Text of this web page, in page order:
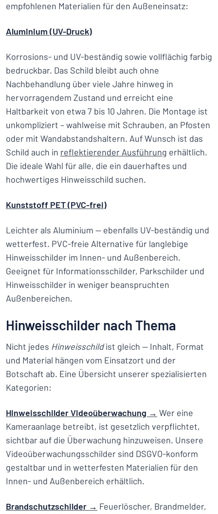
empfohlenen Materialien für den Außeneinsatz:
Aluminium (UV-Druck)
Korrosions- und UV-beständig sowie vollflächig farbig
bedruckbar. Das Schild bleibt auch ohne
Nachbehandlung über viele Jahre hinweg in
hervorragendem Zustand und erreicht eine
Haltbarkeit von etwa 7 bis 10 Jahren. Die Montage ist
unkompliziert – wahlweise mit Schrauben, an Pfosten
oder mit Wandabstandshaltern. Auf Wunsch ist das
Schild auch in reflektierender Ausführung erhältlich.
Die ideale Wahl für alle, die ein dauerhaftes und
hochwertiges Hinweisschild suchen.
Kunststoff PET (PVC-frei)
Leichter als Aluminium — ebenfalls UV-beständig und
wetterfest. PVC-freie Alternative für langlebige
Hinweisschilder im Innen- und Außenbereich.
Geeignet für Informationsschilder, Parkschilder und
Hinweisschilder in weniger beanspruchten
Außenbereichen.
Hinweisschilder nach Thema
Nicht jedes Hinweisschildist gleich — Inhalt, Format
und Material hängen vom Einsatzort und der
Botschaft ab. Eine Übersicht unserer spezialisierten
Kategorien:
Hinweisschilder Videoüberwachung → Wer eine
Kameraanlage betreibt, ist gesetzlich verpflichtet,
sichtbar auf die Überwachung hinzuweisen. Unsere
Videoüberwachungsschilder sind DSGVO-konform
gestaltbar und in wetterfesten Materialien für den
Innen- und Außenbereich erhältlich.
Brandschutzschilder → Feuerlöscher, Brandmelder,